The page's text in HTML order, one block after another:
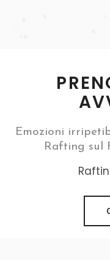
Emozioni
Rafting sul